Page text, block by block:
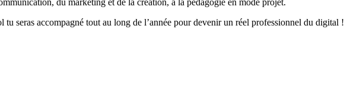
du marketing et de la création, à la pédagogie en mode projet.
seras accompagné tout au long de l’année pour devenir un réel professionnel du digital !